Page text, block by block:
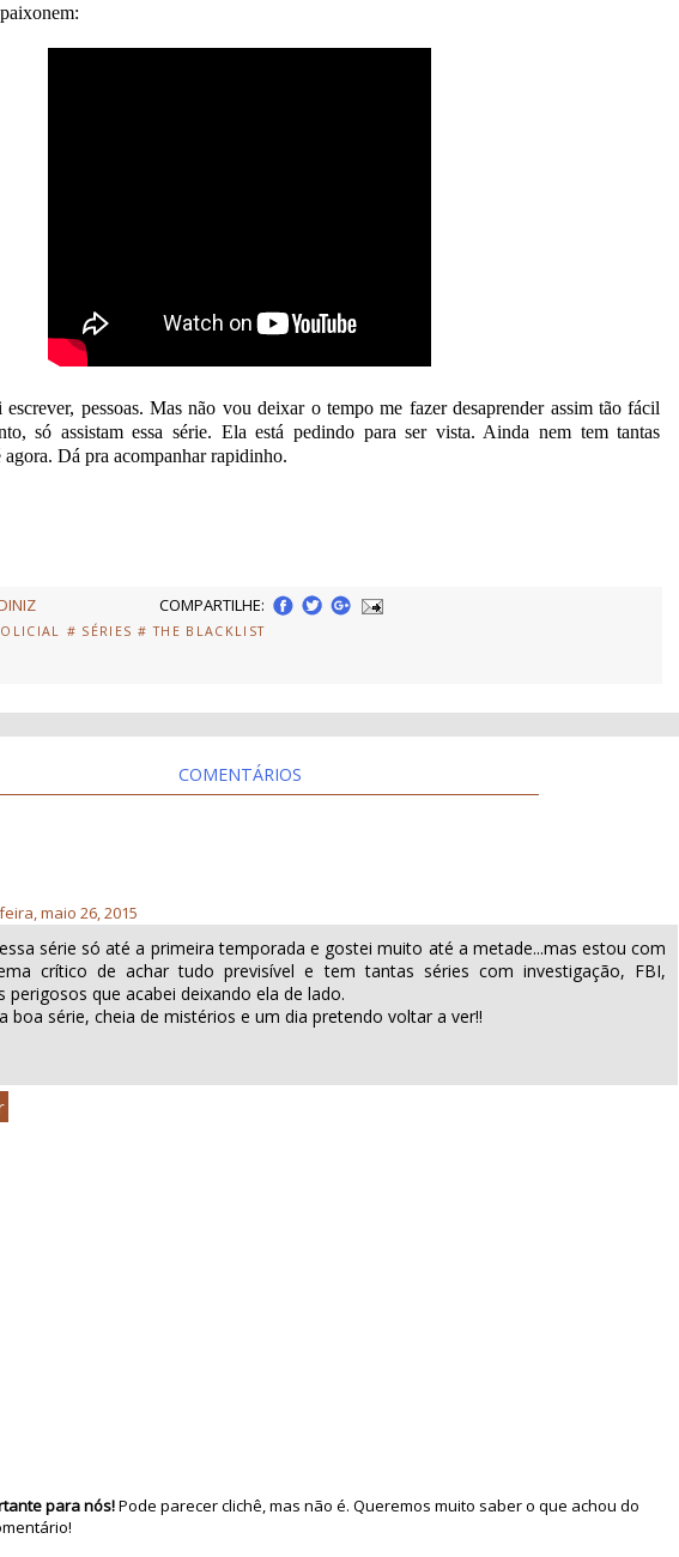
escrever, pessoas. Mas não vou deixar o tempo me fazer desaprender assim tão fácil
só assistam essa série. Ela está pedindo para ser vista. Ainda nem tem tantas
agora. Dá pra acompanhar rapidinho.
COMPARTILHE:
# SÉRIES # THE BLACKLIST
COMENTÁRIOS
maio 26, 2015
série só até a primeira temporada e gostei muito até a metade...mas estou com
crítico de achar tudo previsível e tem tantas séries com investigação, FBI,
perigosos que acabei deixando ela de lado.
boa série, cheia de mistérios e um dia pretendo voltar a ver!!
para nós!Pode parecer clichê, mas não é. Queremos muito saber o que achou do